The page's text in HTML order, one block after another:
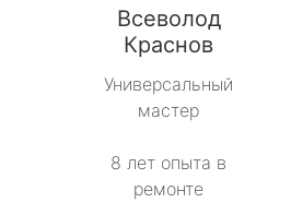
Всеволод
Краснов
Универсальный
мастер
8 лет опыта в
ремонте